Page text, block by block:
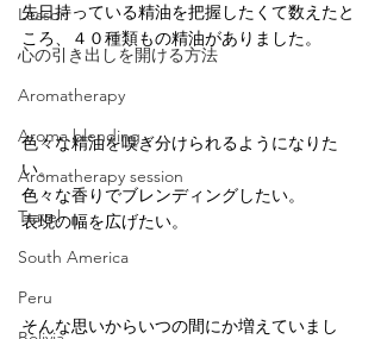
Lesson
心の引き出しを開ける方法
Aromatherapy
Aroma blending
Aromatherapy session
Travel
South America
Peru
先日持っている精油を把握したくて数えたと
ころ、４０種類もの精油がありました。
色々な精油を嗅ぎ分けられるようになりた
い。
色々な香りでブレンディングしたい。
表現の幅を広げたい。
そんな思いからいつの間にか増えていまし